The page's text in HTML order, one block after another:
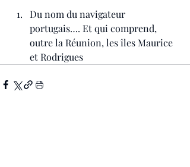
Du nom du navigateur
portugais…. Et qui comprend,
outre la Réunion, les îles Maurice
et Rodrigues